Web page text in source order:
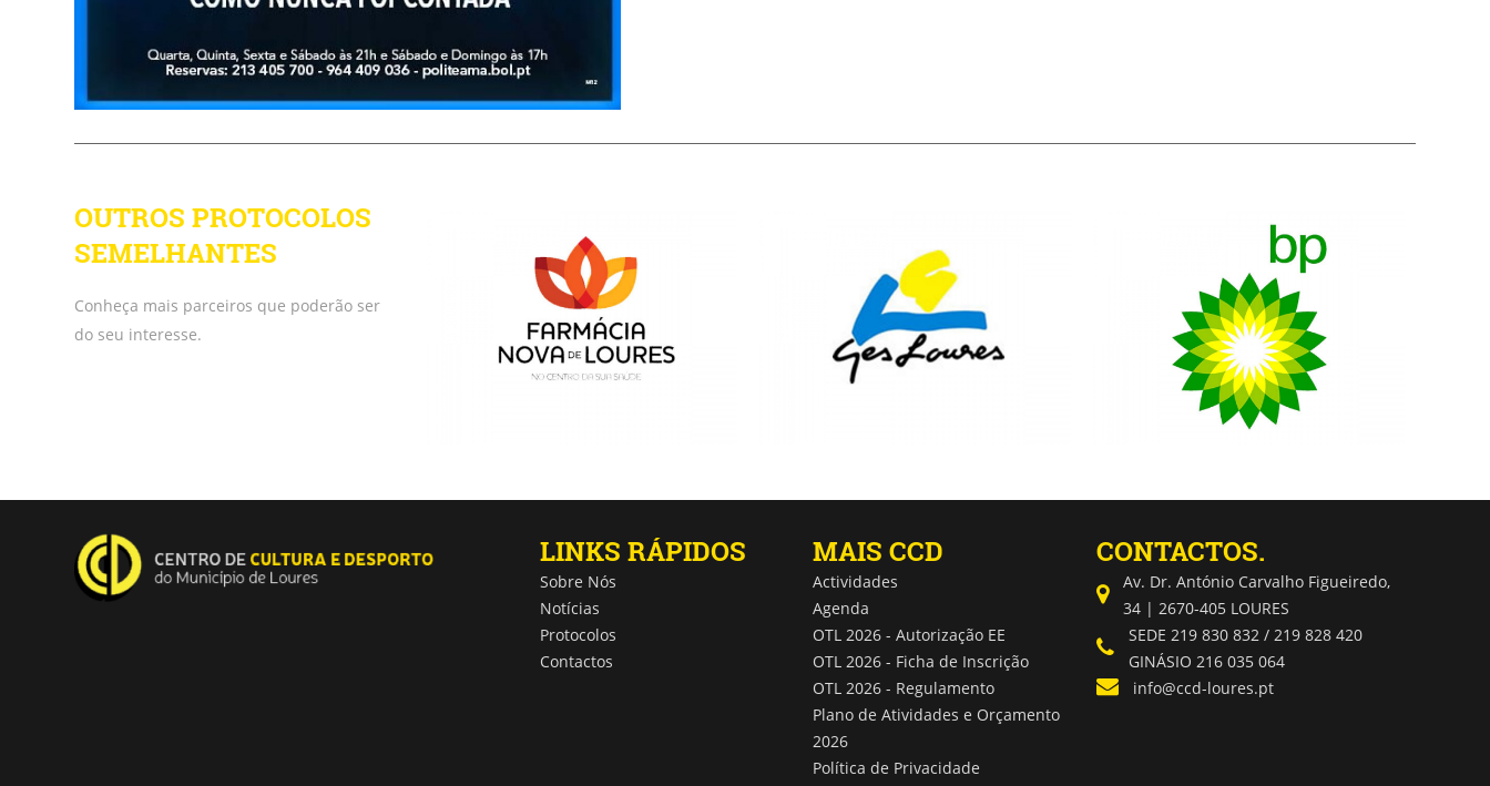
OUTROS PROTOCOLOS
SEMELHANTES
Conheça mais parceiros que poderão ser
do seu interesse.
LINKS RÁPIDOS
Sobre Nós
Notícias
Protocolos
Contactos
MAIS CCD
Actividades
Agenda
OTL 2026 - Autorização EE
OTL 2026 - Ficha de Inscrição
OTL 2026 - Regulamento
Plano de Atividades e Orçamento
2026
Política de Privacidade
CONTACTOS.
Av. Dr. António Carvalho Figueiredo,
34 | 2670-405 LOURES
SEDE 219 830 832 / 219 828 420
GINÁSIO 216 035 064
info@ccd-loures.pt